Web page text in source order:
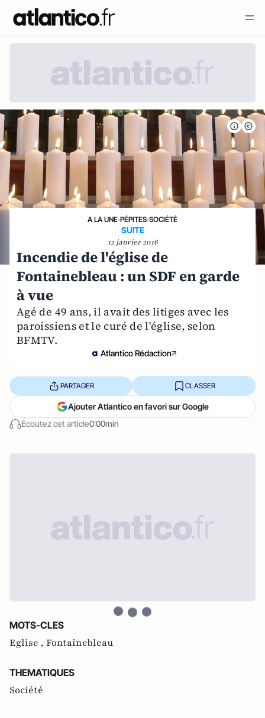
A LA UNE›PÉPITES›SOCIÉTÉ
SUITE
12 janvier 2016
Incendie de l'église de
Fontainebleau : un SDF en garde
à vue
Agé de 49 ans, il avait des litiges avec les
paroissiens et le curé de l'église, selon
BFMTV.
Atlantico Rédaction
Écoutez cet article0:00min
PARTAGER CLASSER
Ajouter Atlantico en favori sur Google
MOTS-CLES
Eglise , Fontainebleau
THEMATIQUES
Société